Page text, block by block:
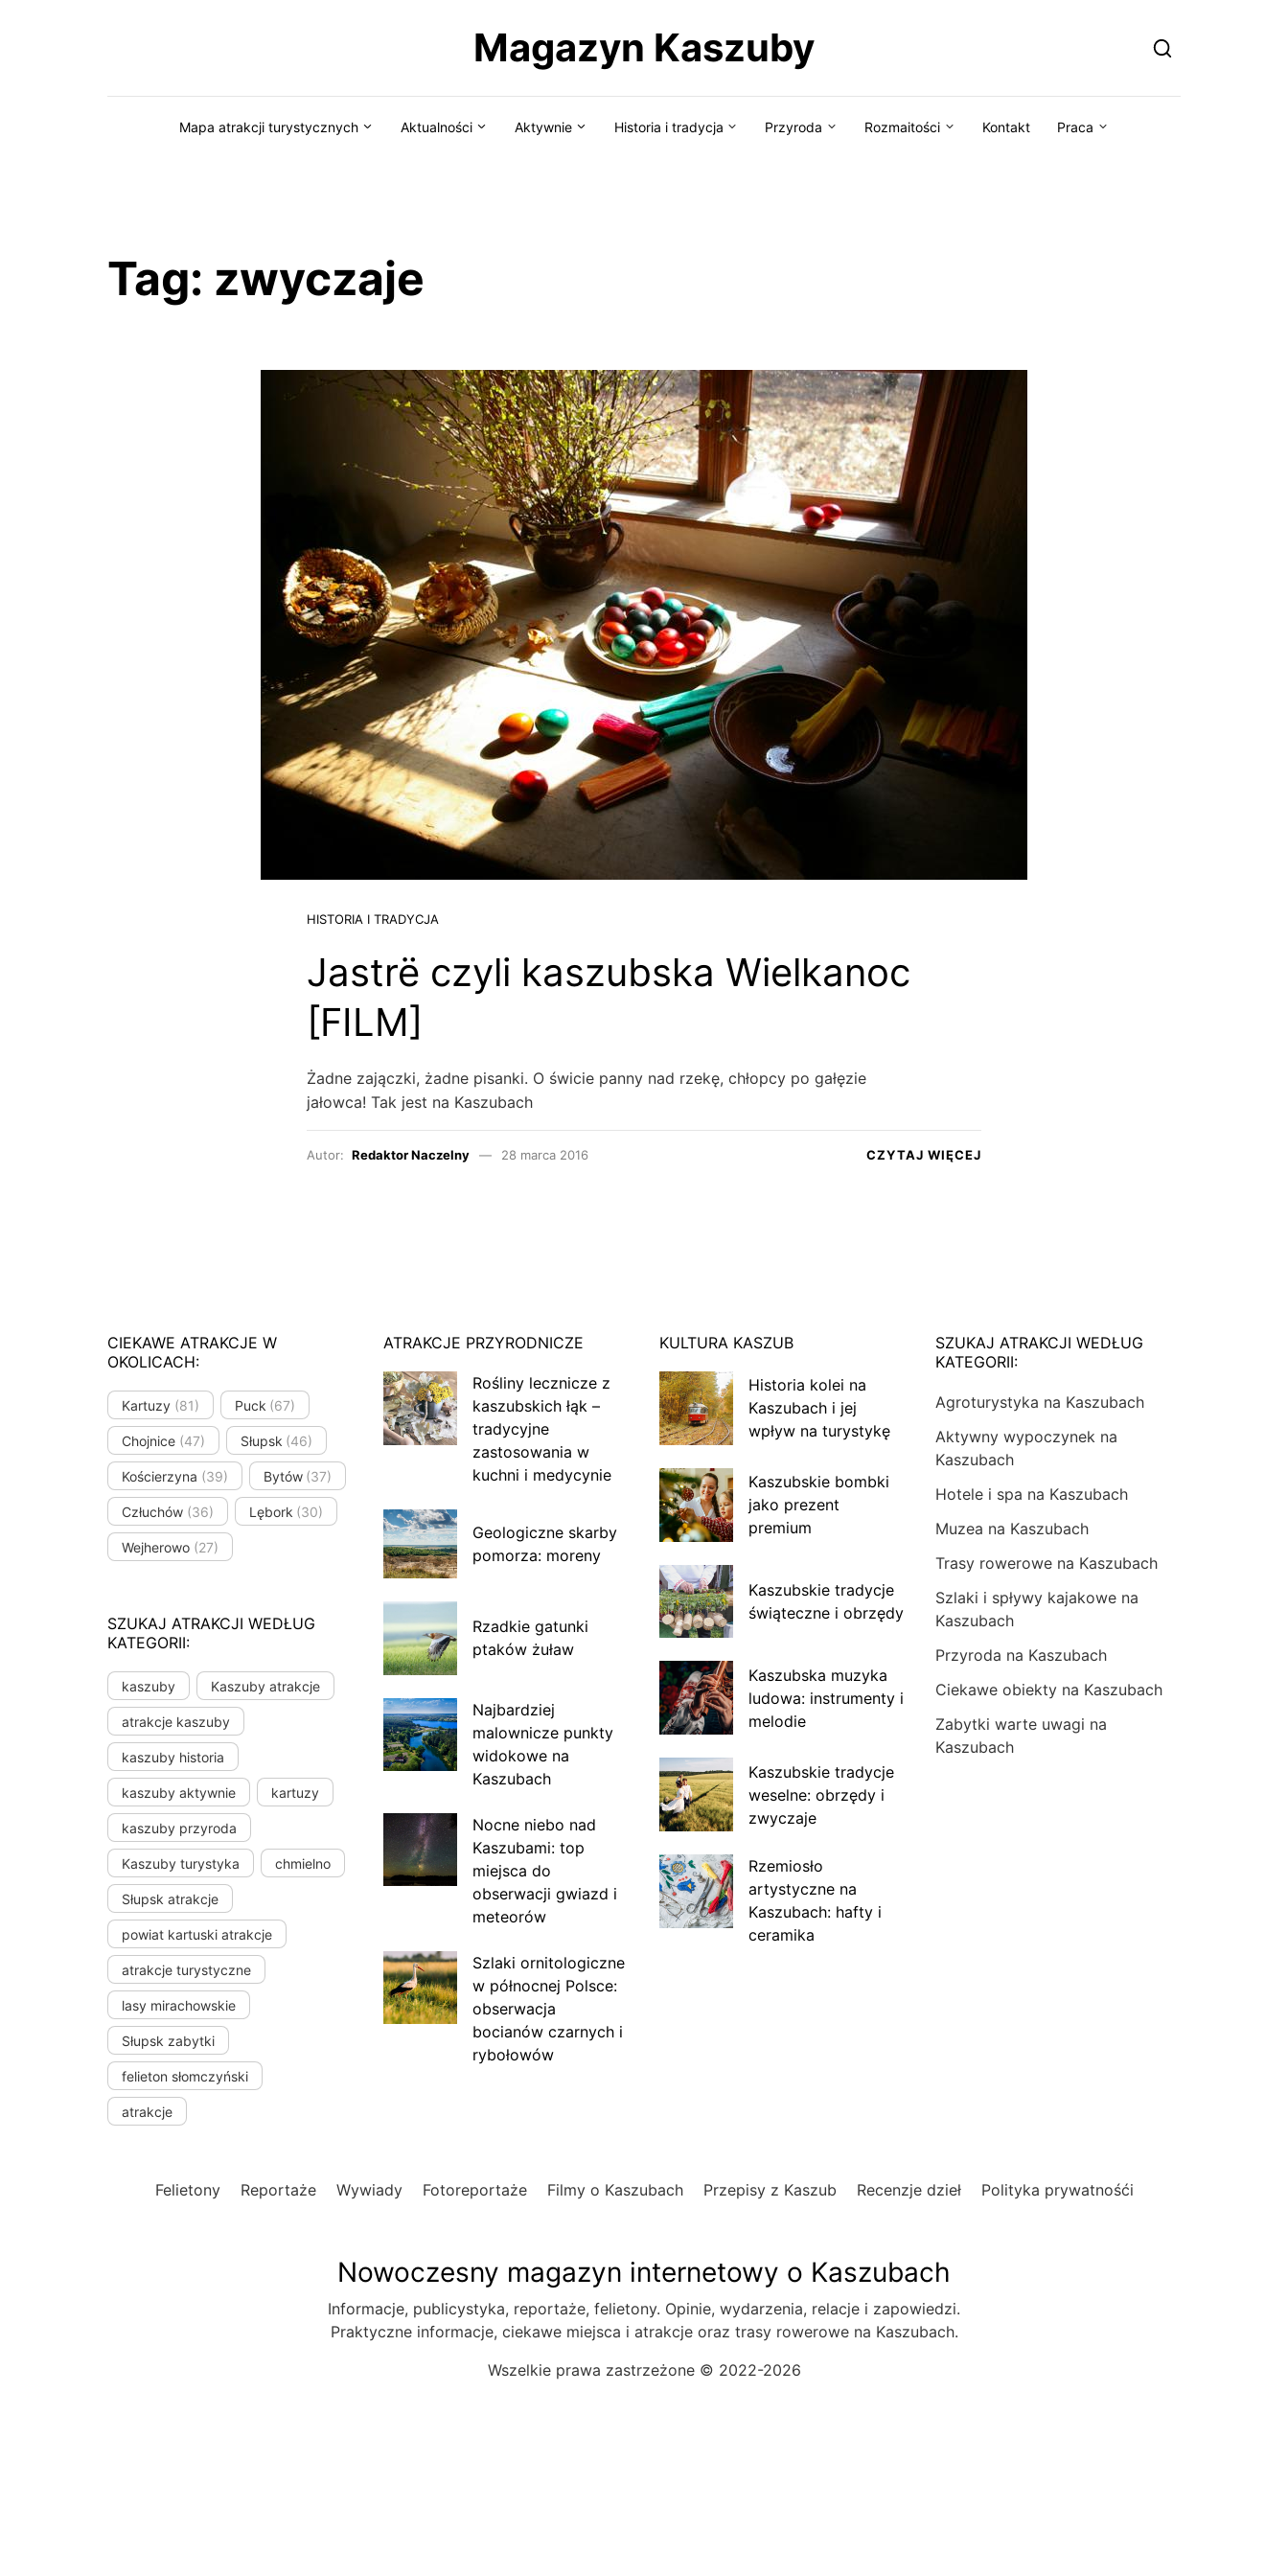
Magazyn Kaszuby
Mapa atrakcji turystycznych Aktualności Aktywnie Historia i tradycja Przyroda Rozmaitości Kontakt Praca
Tag: zwyczaje
HISTORIA I TRADYCJA
Jastrë czyli kaszubska Wielkanoc
[FILM]
Żadne zajączki, żadne pisanki. O świcie panny nad rzekę, chłopcy po gałęzie
jałowca! Tak jest na Kaszubach
Autor: Redaktor Naczelny 28 marca 2016 CZYTAJ WIĘCEJ
CIEKAWE ATRAKCJE W
OKOLICACH:
Kartuzy (81) Puck (67)
Chojnice (47) Słupsk (46)
Kościerzyna (39) Bytów (37)
Człuchów (36) Lębork (30)
Wejherowo (27)
SZUKAJ ATRAKCJI WEDŁUG
KATEGORII:
kaszuby Kaszuby atrakcje
atrakcje kaszuby
kaszuby historia
kaszuby aktywnie kartuzy
kaszuby przyroda
Kaszuby turystyka chmielno
Słupsk atrakcje
powiat kartuski atrakcje
atrakcje turystyczne
lasy mirachowskie
Słupsk zabytki
felieton słomczyński
atrakcje
ATRAKCJE PRZYRODNICZE
Rośliny lecznicze z
kaszubskich łąk –
tradycyjne
zastosowania w
kuchni i medycynie
Geologiczne skarby
pomorza: moreny
Rzadkie gatunki
ptaków żuław
Najbardziej
malownicze punkty
widokowe na
Kaszubach
Nocne niebo nad
Kaszubami: top
miejsca do
obserwacji gwiazd i
meteorów
Szlaki ornitologiczne
w północnej Polsce:
obserwacja
bocianów czarnych i
rybołowów
KULTURA KASZUB
Historia kolei na
Kaszubach i jej
wpływ na turystykę
Kaszubskie bombki
jako prezent
premium
Kaszubskie tradycje
świąteczne i obrzędy
Kaszubska muzyka
ludowa: instrumenty i
melodie
Kaszubskie tradycje
weselne: obrzędy i
zwyczaje
Rzemiosło
artystyczne na
Kaszubach: hafty i
ceramika
SZUKAJ ATRAKCJI WEDŁUG
KATEGORII:
Agroturystyka na Kaszubach
Aktywny wypoczynek na
Kaszubach
Hotele i spa na Kaszubach
Muzea na Kaszubach
Trasy rowerowe na Kaszubach
Szlaki i spływy kajakowe na
Kaszubach
Przyroda na Kaszubach
Ciekawe obiekty na Kaszubach
Zabytki warte uwagi na
Kaszubach
Felietony Reportaże Wywiady Fotoreportaże Filmy o Kaszubach Przepisy z Kaszub Recenzje dzieł Polityka prywatnośći
Nowoczesny magazyn internetowy o Kaszubach
Informacje, publicystyka, reportaże, felietony. Opinie, wydarzenia, relacje i zapowiedzi.
Praktyczne informacje, ciekawe miejsca i atrakcje oraz trasy rowerowe na Kaszubach.
Wszelkie prawa zastrzeżone © 2022-2026